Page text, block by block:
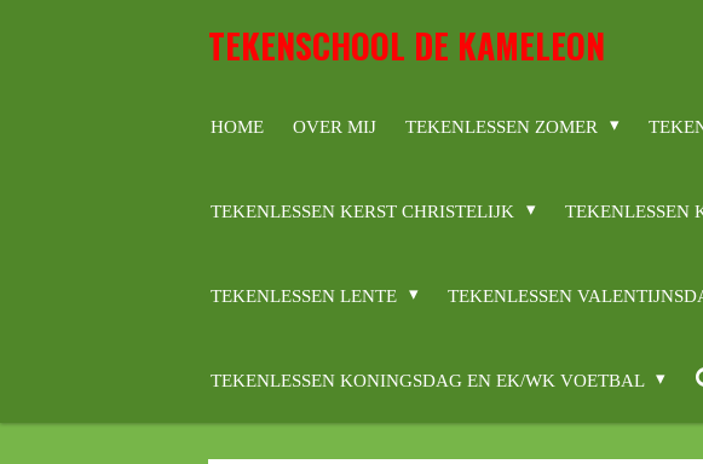
TEKENSCHOOL DE KAMELEON
HOME OVER MIJ TEKENLESSEN ZOMER
TEKENLESSEN KERST CHRISTELIJK TEKENLESSEN
TEKENLESSEN LENTE TEKENLESSEN
TEKENLESSEN KONINGSDAG EN EK/WK VOETBAL